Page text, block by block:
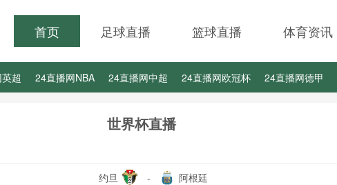
首页 足球直播 篮球直播 体育资讯
超 24直播网NBA 24直播网中超 24直播网欧冠杯 24直播网德甲
世界杯直播
约旦 - 阿根廷